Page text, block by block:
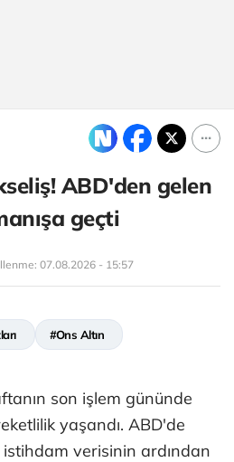
ABD'den gelen
geçti
07.08.2026 - 15:57
#Ons Altın
son işlem gününde
yaşandı. ABD'de
istihdam verisinin ardından